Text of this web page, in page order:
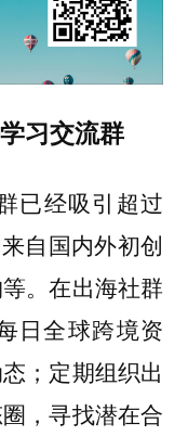
习交流群
已经吸引超过
自国内外初创
。在出海社群
日全球跨境资
；定期组织出
，寻找潜在合